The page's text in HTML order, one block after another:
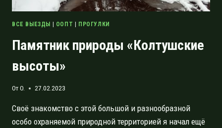
ВСЕ ВЫЕЗДЫ | ООПТ | ПРОГУЛКИ
Памятник природы «Колтушские
высоты»
ОтO. 27.02.2023
Своё знакомство с этой большой и разнообразной
особо охраняемой природной территорией я начал ещё